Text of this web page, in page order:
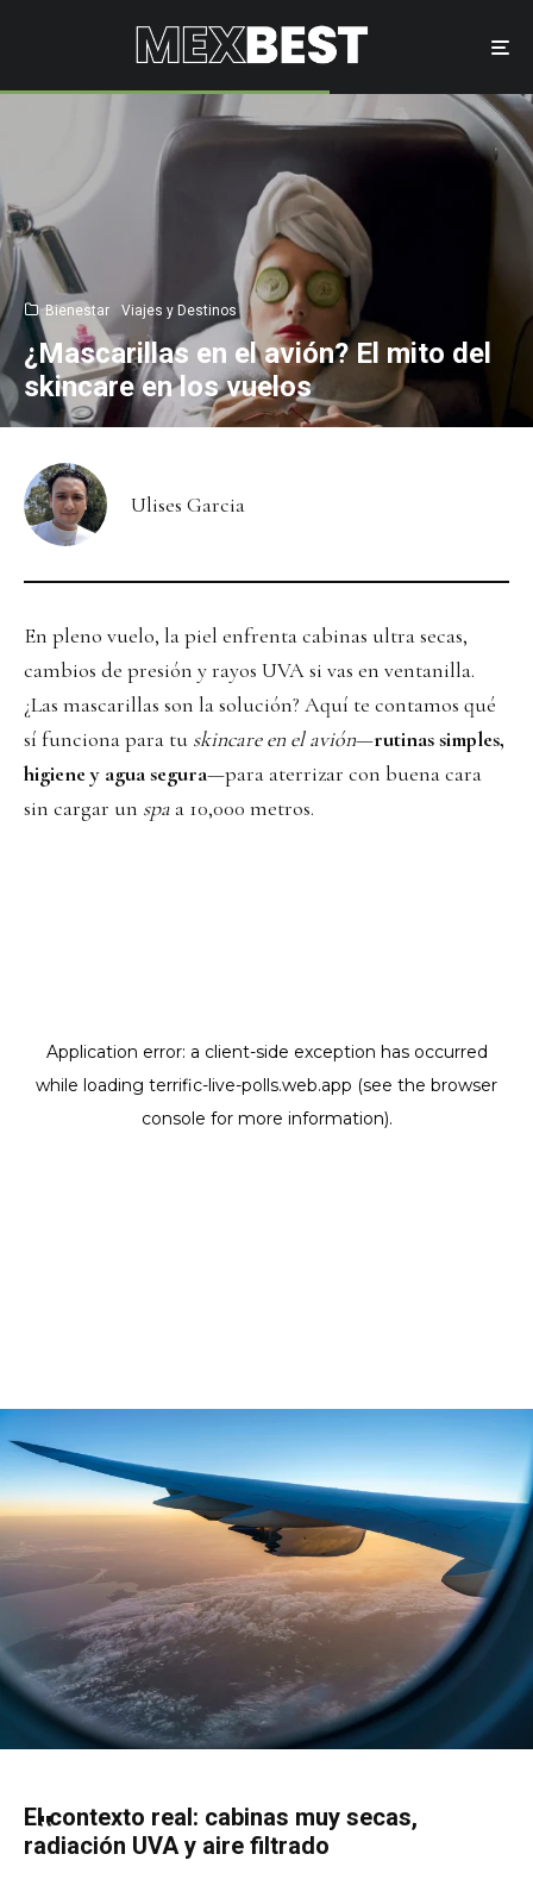
Bienestar Viajes y Destinos
¿Mascarillas en el avión? El mito del
skincare en los vuelos
Ulises Garcia
En pleno vuelo, la piel enfrenta cabinas ultra secas,
cambios de presión y rayos UVA si vas en ventanilla.
¿Las mascarillas son la solución? Aquí te contamos qué
sí funciona para tu skincare en el avión—rutinas simples,
higiene y agua segura—para aterrizar con buena cara
sin cargar un spa a 10,000 metros.
El contexto real: cabinas muy secas,
radiación UVA y aire filtrado